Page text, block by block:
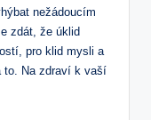
nežádoucím
zdát, že úklid
pro klid mysli a
to. Na zdraví k vaší